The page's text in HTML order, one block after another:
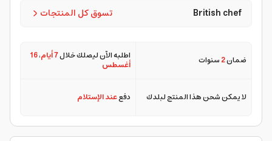
تسوق كل المنتجات British chef
ضمان2سنوات اطلبه الآن ليصلك خلال7 أيام ،16
أغسطس
لا يمكن شحن هذا المنتج لبلدك دفععند الإستلام